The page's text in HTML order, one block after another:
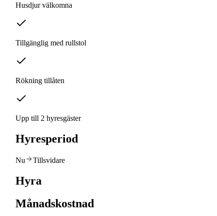
Husdjur välkomna
Tillgänglig med rullstol
Rökning tillåten
Upp till 2 hyresgäster
Hyresperiod
Nu Tillsvidare
Hyra
Månadskostnad